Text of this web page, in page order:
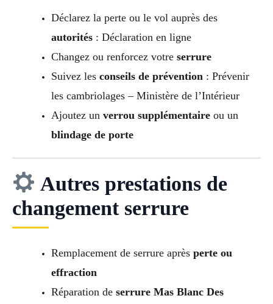
Déclarez la perte ou le vol auprès des
autorités: Déclaration en ligne
Changez ou renforcez votre serrure
Suivez les conseils de prévention: Prévenir
les cambriolages – Ministère de l’Intérieur
Ajoutez un verrou supplémentaireou un
blindage de porte
Autres prestations de
changement serrure
Remplacement de serrure après perte ou
effraction
Réparation de serrure Mas Blanc Des